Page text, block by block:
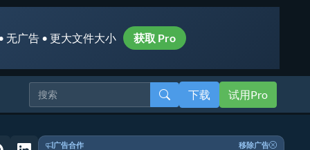
无广告 • 更大文件大小 获取 Pro
下载 试用Pro
广告合作 移除广告